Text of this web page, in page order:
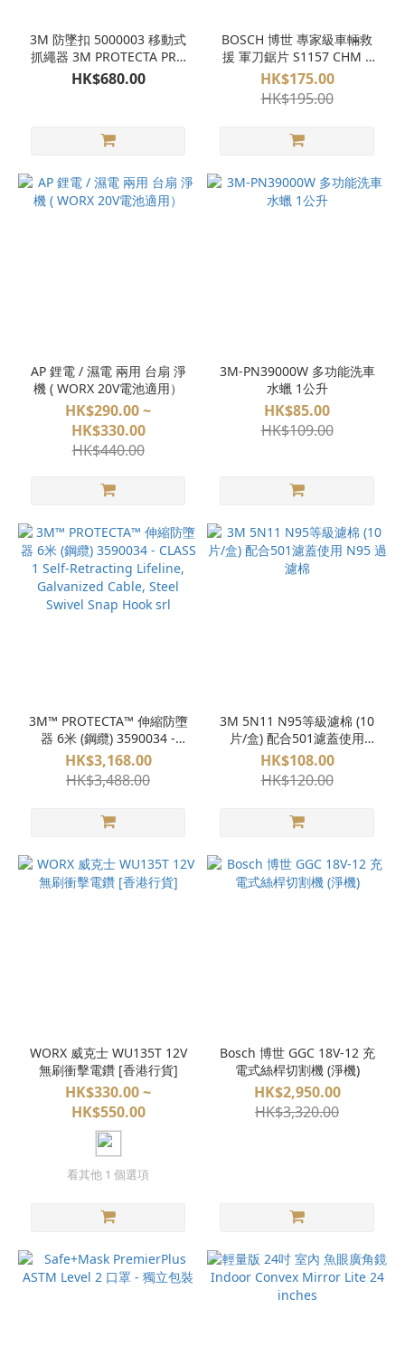
3M 防墜扣 5000003 移動式
抓繩器 3M PROTECTA PRO
Mobile Rope Grab
HK$680.00
BOSCH 博世 專家級車輛救
援 軍刀鋸片 S1157 CHM 1
支/卡
HK$175.00
HK$195.00
AP 鋰電 / 濕電 兩用 台扇 淨
機 ( WORX 20V電池適用）
HK$290.00 ~
HK$330.00
HK$440.00
3M-PN39000W 多功能洗車
水蠟 1公升
HK$85.00
HK$109.00
3M™ PROTECTA™ 伸縮防墮
器 6米 (鋼纜) 3590034 -
CLASS 1 Self-Retracting
Lifeline, Galvanized Cable,
Steel Swivel Snap Hook srl
HK$3,168.00
HK$3,488.00
3M 5N11 N95等級濾棉 (10
片/盒) 配合501濾蓋使用
N95 過濾棉
HK$108.00
HK$120.00
WORX 威克士 WU135T 12V
無刷衝擊電鑽 [香港行貨]
HK$330.00 ~
HK$550.00
看其他 1 個選項
Bosch 博世 GGC 18V-12 充
電式絲桿切割機 (淨機)
HK$2,950.00
HK$3,320.00